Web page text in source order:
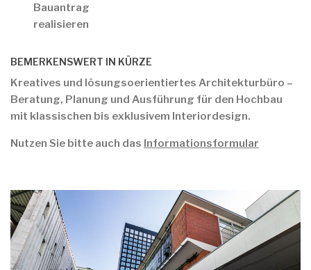
Bauantrag
realisieren
BEMERKENSWERT IN KÜRZE
Kreatives und lösungsoerientiertes Architekturbüro –
Beratung, Planung und Ausführung für den Hochbau
mit klassischen bis exklusivem Interiordesign.
Nutzen Sie bitte auch das Informationsformular